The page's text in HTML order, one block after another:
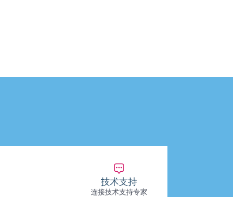
技术支持
连接技术支持专家